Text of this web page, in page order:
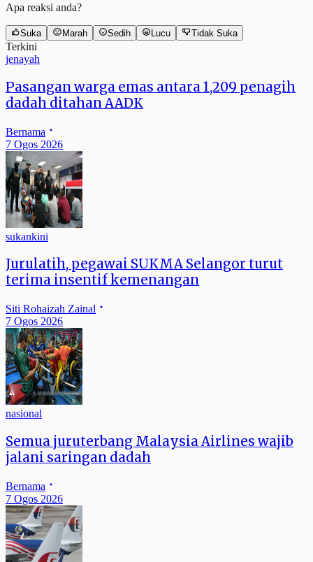
Apa reaksi anda?
Suka Marah Sedih Lucu Tidak Suka
Terkini
jenayah
Pasangan warga emas antara 1,209 penagih
dadah ditahan AADK
Bernama
7 Ogos 2026
sukankini
Jurulatih, pegawai SUKMA Selangor turut
terima insentif kemenangan
Siti Rohaizah Zainal
7 Ogos 2026
nasional
Semua juruterbang Malaysia Airlines wajib
jalani saringan dadah
Bernama
7 Ogos 2026